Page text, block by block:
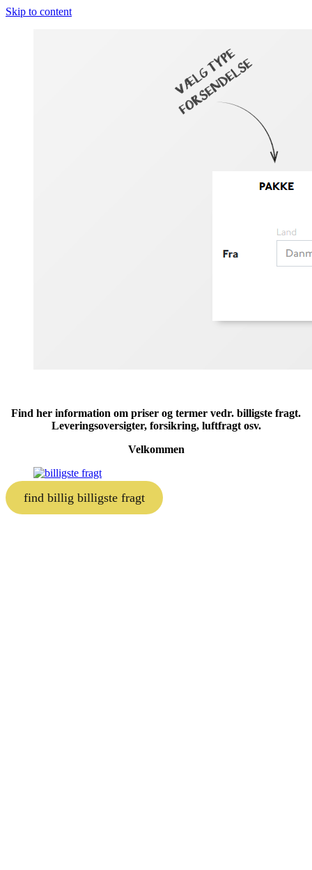
Skip to content
Find her information om priser og termer vedr. billigste fragt.
Leveringsoversigter, forsikring, luftfragt osv.
Velkommen
find billig billigste fragt